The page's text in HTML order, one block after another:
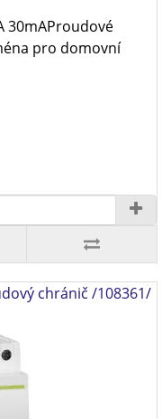
30mAProudové
pro domovní
chránič /108361/